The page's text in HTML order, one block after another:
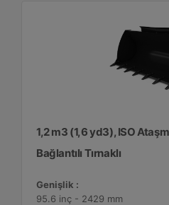
1,2 m3 (1,6 yd3), ISO
Bağlantılı Tırnaklı
Genişlik :
95.6 inç - 2429 mm